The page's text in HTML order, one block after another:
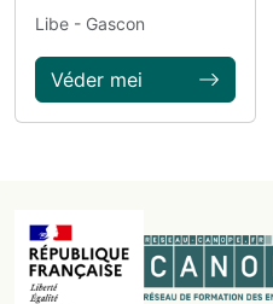
Libe - Gascon
Véder mei